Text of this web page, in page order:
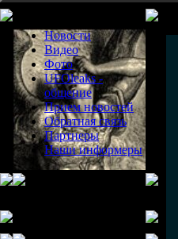
Новости
Видео
Фото
UFOleaks -
общение
Прием новостей
Обратная связь
Партнеры
Наши информеры